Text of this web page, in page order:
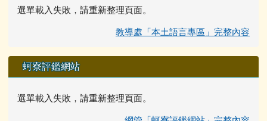
選單載入失敗，請重新整理頁面。
教導處「本土語言專區」完整內容
蚵寮評鑑網站
選單載入失敗，請重新整理頁面。